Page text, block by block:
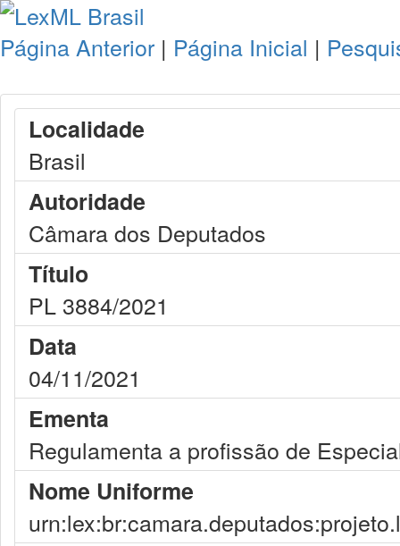
Página Anterior | Página Inicial |
Localidade
Brasil
Autoridade
Câmara dos Deputados
Título
PL 3884/2021
Data
04/11/2021
Ementa
Regulamenta a profissão de
Nome Uniforme